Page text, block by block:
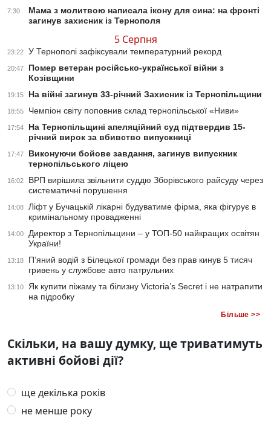
7:30
Мама з молитвою написала ікону для сина: на фронті
загинув захисник із Тернополя
5 Серпня
23:22 У Тернополі зафіксували температурний рекорд
20:47
Помер ветеран російсько-української війни з
Козівщини
19:15 На війні загинув 33-річний Захисник із Тернопільщини
18:55 Чемпіон світу поповнив склад тернопільської «Ниви»
17:54
На Тернопільщині апеляційний суд підтвердив 15-
річний вирок за вбивство випускниці
17:47
Виконуючи бойове завдання, загинув випускник
тернопільського ліцею
16:02
ВРП вирішила звільнити суддю Зборівського райсуду через
систематичні порушення
14:08
Ліфт у Бучацькій лікарні будуватиме фірма, яка фігурує в
кримінальному провадженні
14:00
Директор з Тернопільщини – у ТОП-50 найкращих освітян
України!
13:18
П’яний водій з Білецької громади без прав кинув 5 тисяч
гривень у службове авто патрульних
13:10
Як купити піжаму та білизну Victoria’s Secret і не натрапити
на підробку
Більше >>
Скільки, на вашу думку, ще триватимуть
активні бойові дії?
ще декілька років
не менше року